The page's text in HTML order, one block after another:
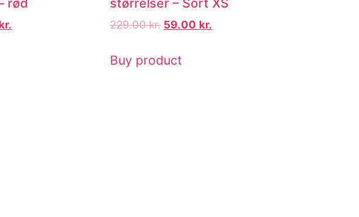
rød
kr.
størrelser – Sort XS
229.00kr. 59.00 kr.
Buy product